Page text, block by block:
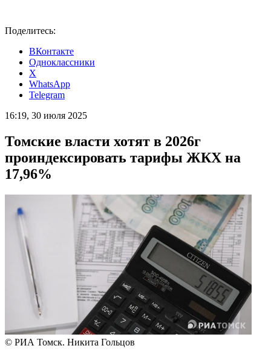
Поделитесь:
ВКонтакте
Одноклассники
X
WhatsApp
Telegram
16:19, 30 июля 2025
Томские власти хотят в 2026г
проиндексировать тарифы ЖКХ на
17,96%
© РИА Томск. Никита Гольцов